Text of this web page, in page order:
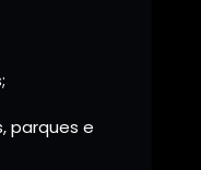
parques e